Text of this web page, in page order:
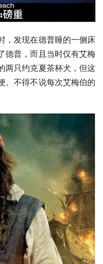
，发现在德普睡的一侧床
德普，而且当时仅有艾梅
两只约克夏茶杯犬，但这
。不得不说每次艾梅伯的